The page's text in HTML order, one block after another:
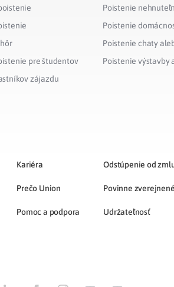
pre študentov
zájazdu
Poistenie
Poistenie
Poistenie chaty
Poistenie výstavby
Kariéra
Prečo Union
Pomoc a podpora
Odstúpenie od
Povinne
Udržateľnosť